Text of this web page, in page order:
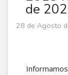
de
28 de Agosto